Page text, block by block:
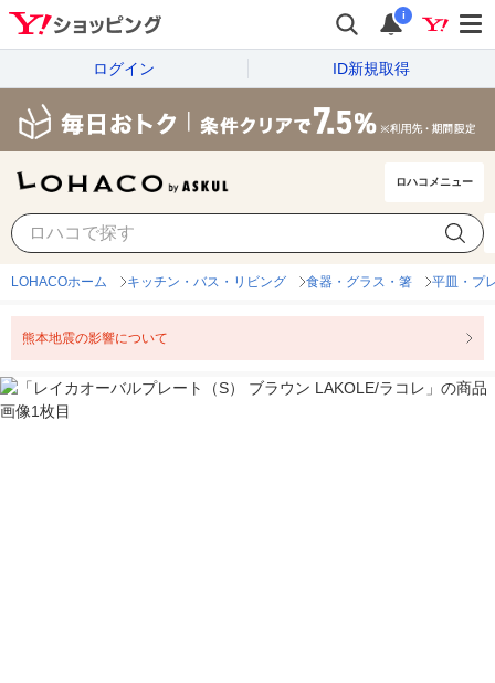
i
ログイン ID新規取得
ロハコメニュー
LOHACOホーム キッチン・バス・リビング 食器・グラス・箸 平皿・プ
熊本地震の影響について